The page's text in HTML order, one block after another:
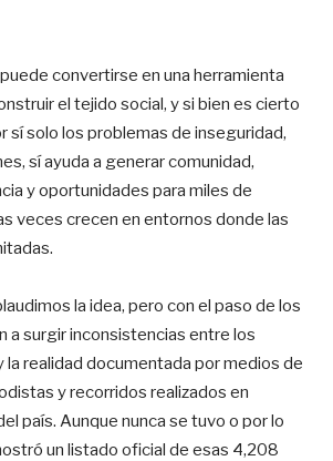
convertirse en una herramienta
el tejido social, y si bien es cierto
sí solo los problemas de inseguridad,
sí ayuda a generar comunidad,
y oportunidades para miles de
veces crecen en entornos donde las
la idea, pero con el paso de los
a surgir inconsistencias entre los
la realidad documentada por medios de
y recorridos realizados en
país. Aunque nunca se tuvo o por lo
un listado oficial de esas 4,208